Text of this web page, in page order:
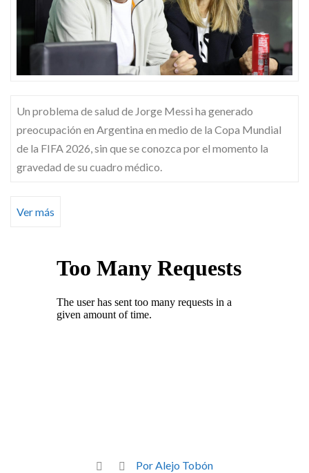
Un problema de salud de Jorge Messi ha generado
preocupación en Argentina en medio de la Copa Mundial
de la FIFA 2026, sin que se conozca por el momento la
gravedad de su cuadro médico.
Ver más
Por Alejo Tobón